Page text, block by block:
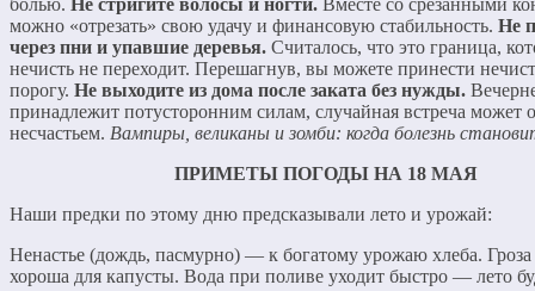
можно «отрезать» свою удачу и финансовую стабильность. Не
через пни и упавшие деревья. Считалось, что это граница,
нечисть не переходит. Перешагнув, вы можете принести
порогу. Не выходите из дома после заката без нужды.
принадлежит потусторонним силам, случайная встреча может
несчастьем. Вампиры, великаны и зомби: когда болезнь
ПРИМЕТЫ ПОГОДЫ НА 18 МАЯ
Наши предки по этому дню предсказывали лето и урожай:
Ненастье (дождь, пасмурно) — к богатому урожаю хлеба.
хороша для капусты. Вода при поливе уходит быстро — лето